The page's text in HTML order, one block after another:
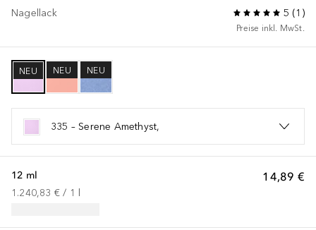
Nagellack 5 (1 )
Preise inkl. MwSt.
NEU NEU NEU
335 – Serene Amethyst,
14,89 €
12 ml
1.240,83 € / 1